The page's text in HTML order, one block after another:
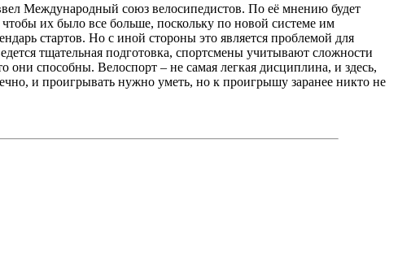
Международный союз велосипедистов. По её мнению будет
их было все больше, поскольку по новой системе им
стартов. Но с иной стороны это является проблемой для
тщательная подготовка, спортсмены учитывают сложности
способны. Велоспорт – не самая легкая дисциплина, и здесь,
и проигрывать нужно уметь, но к проигрышу заранее никто не